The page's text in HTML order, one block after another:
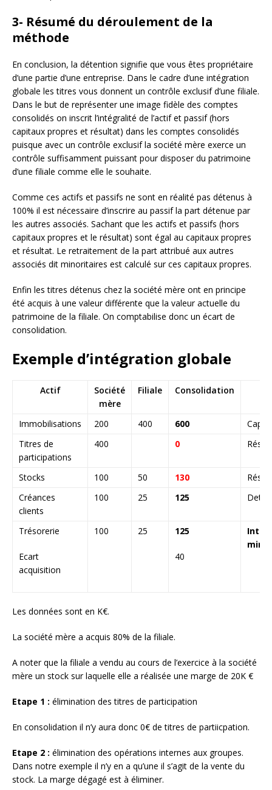
3- Résumé du déroulement de la
méthode
En conclusion, la détention signifie que vous êtes propriétaire
d’une partie d’une entreprise. Dans le cadre d’une intégration
globale les titres vous donnent un contrôle exclusif d’une filiale.
Dans le but de représenter une image fidèle des comptes
consolidés on inscrit l’intégralité de l’actif et passif (hors
capitaux propres et résultat) dans les comptes consolidés
puisque avec un contrôle exclusif la société mère exerce un
contrôle suffisamment puissant pour disposer du patrimoine
d’une filiale comme elle le souhaite.
Comme ces actifs et passifs ne sont en réalité pas détenus à
100% il est nécessaire d’inscrire au passif la part détenue par
les autres associés. Sachant que les actifs et passifs (hors
capitaux propres et le résultat) sont égal au capitaux propres
et résultat. Le retraitement de la part attribué aux autres
associés dit minoritaires est calculé sur ces capitaux propres.
Enfin les titres détenus chez la société mère ont en principe
été acquis à une valeur différente que la valeur actuelle du
patrimoine de la filiale. On comptabilise donc un écart de
consolidation.
Exemple d’intégration globale
Actif
Société
mère
Filiale Consolidation
Immobilisations 200 400 600
Titres de
participations
400 0
Stocks 100 50 130
Créances
clients
100 25 125
Trésorerie
Ecart
acquisition
100 25 125
40
Les données sont en K€.
La société mère a acquis 80% de la filiale.
A noter que la filiale a vendu au cours de l’exercice à la société
mère un stock sur laquelle elle a réalisée une marge de 20K €
Etape 1 : élimination des titres de participation
En consolidation il n’y aura donc 0€ de titres de partiicpation.
Etape 2 : élimination des opérations internes aux groupes.
Dans notre exemple il n’y en a qu’une il s’agit de la vente du
stock. La marge dégagé est à éliminer.